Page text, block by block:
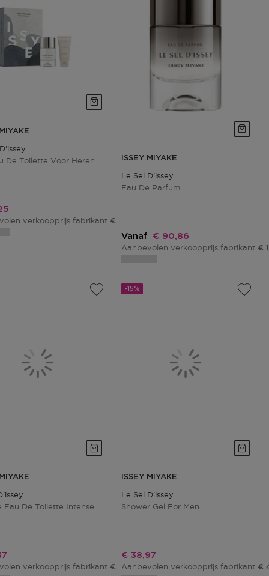
De Toilette Voor Heren
verkoopprijs fabrikant € 85,00
ISSEY MIYAKE
Le Sel D'issey
Eau De Parfum
Vanaf Kortingsprijs
€ 90,86
Aanbevolen verkoopprijs fabrikant €
Eau De Toilette Intense
verkoopprijs fabrikant € 114,55
-15%
ISSEY MIYAKE
Le Sel D'issey
Shower Gel For Men
Kortingsprijs
€ 38,97
Aanbevolen verkoopprijs fabrikant €